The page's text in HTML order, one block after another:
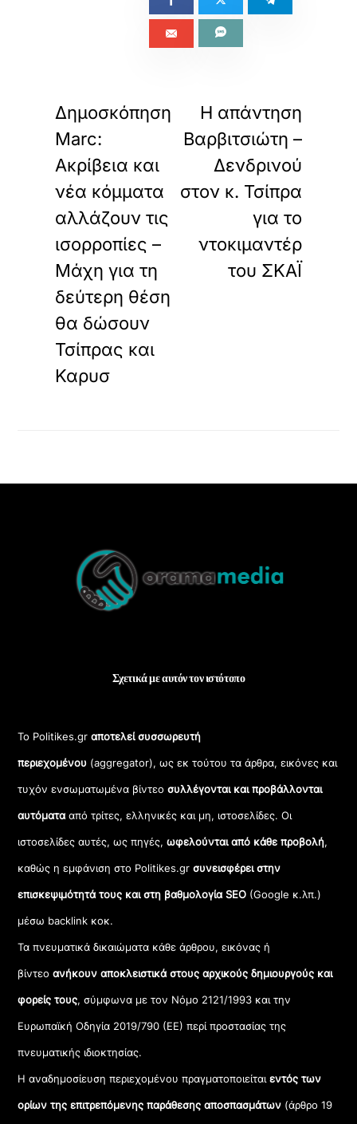
Δημοσκόπηση
Marc:
Ακρίβεια και
νέα κόμματα
αλλάζουν τις
ισορροπίες –
Μάχη για τη
δεύτερη θέση
θα δώσουν
Τσίπρας και
Καρυσ
Η απάντηση
Βαρβιτσιώτη –
Δενδρινού
στον κ. Τσίπρα
για το
ντοκιμαντέρ
του ΣΚΑΪ
Top
Σχετικά με αυτόν τον ιστότοπο
Το Politikes.grαποτελεί συσσωρευτή
περιεχομένου (aggregator), ως εκ τούτου τα άρθρα, εικόνες και
τυχόν ενσωματωμένα βίντεοσυλλέγονται και προβάλλονται
αυτόματααπό τρίτες, ελληνικές και μη, ιστοσελίδες. Οι
ιστοσελίδες αυτές, ως πηγές,ωφελούνται από κάθε προβολή,
καθώς η εμφάνιση στο Politikes.gr συνεισφέρει στην
επισκεψιμότητά τους και στη βαθμολογία SEO (Google κ.λπ.)
μέσω backlink κοκ.
Τα πνευματικά δικαιώματα κάθε άρθρου, εικόνας ή
βίντεοανήκουν αποκλειστικά στους αρχικούς δημιουργούς και
φορείς τους, σύμφωνα με τον Νόμο 2121/1993 και την
Ευρωπαϊκή Οδηγία 2019/790 (ΕΕ) περί προστασίας της
πνευματικής ιδιοκτησίας.
Η αναδημοσίευση περιεχομένου πραγματοποιείταιεντός των
ορίων της επιτρεπόμενης παράθεσης αποσπασμάτων (άρθρο 19